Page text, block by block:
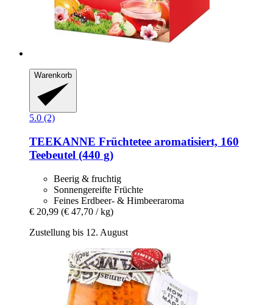
Warenkorb
5.0 (2)
TEEKANNE Früchtetee aromatisiert, 160
Teebeutel (440 g)
Beerig & fruchtig
Sonnengereifte Früchte
Feines Erdbeer- & Himbeeraroma
€ 20,99 (€ 47,70 / kg)
Zustellung bis 12. August